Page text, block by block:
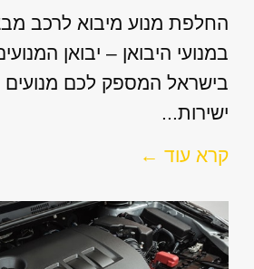
החלפת מנוע מיבוא לרכב
במנועי היבואן – יבואן
בישראל המספק לכם מנועים
ישירות...
קרא עוד ←